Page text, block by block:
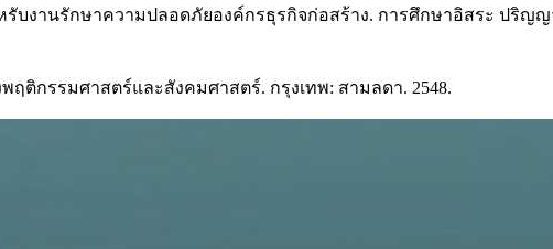
บงานรักษาความปลอดภัยองค์กรธุรกิจก่อสร้าง. การศึกษาอิสระ ปริ
ติกรรมศาสตร์และสังคมศาสตร์. กรุงเทพ: สามลดา. 2548.